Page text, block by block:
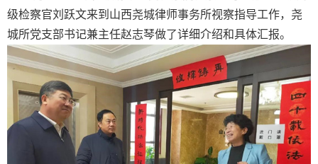
级检察官刘跃文来到山西尧城律师事务所视察指导工作，尧
城所党支部书记兼主任赵志琴做了详细介绍和具体汇报。